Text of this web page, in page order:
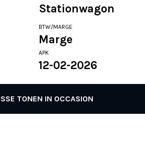
Stationwagon
BTW/MARGE
Marge
APK
12-02-2026
TONEN IN OCCASION